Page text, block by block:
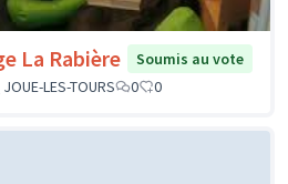
La Rabière
Soumis au vote
LES-TOURS
0 0